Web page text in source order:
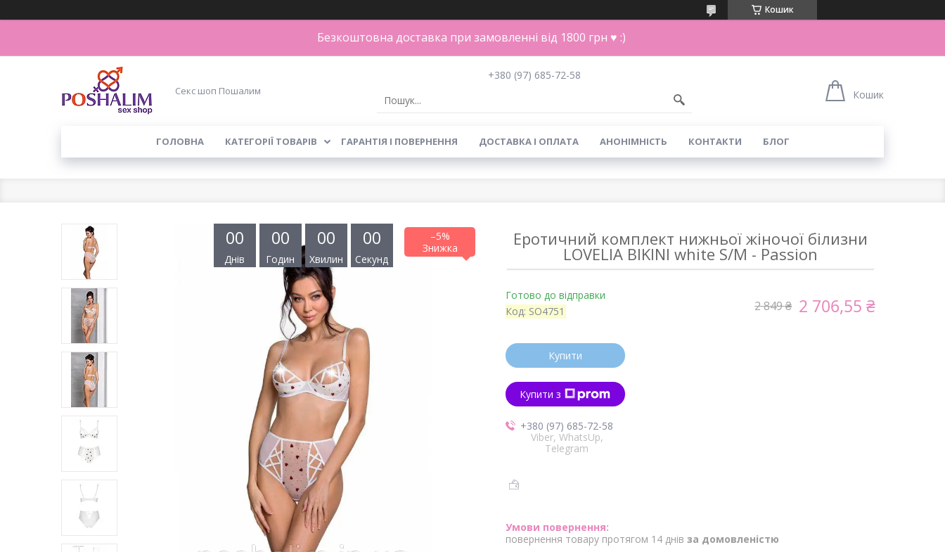
Кошик
Безкоштовна доставка при замовленні від 1800 грн ♥ :)
Секс шоп Пошалим
+380 (97) 685-72-58
Кошик
ГОЛОВНА КАТЕГОРІЇ ТОВАРІВ ГАРАНТІЯ І ПОВЕРНЕННЯ ДОСТАВКА І ОПЛАТА АНОНІМНІСТЬ КОНТАКТИ БЛОГ
–5%
00
Днів
00
Годин
00
Хвилин
00
Секунд
Еротичний комплект нижньої жіночої білизни
LOVELIA BIKINI white S/M - Passion
Готово до відправки
Код: SO4751 2 849 ₴ 2 706,55 ₴
Купити
Купити з
+380 (97) 685-72-58
Viber, WhatsUp,
Telegram
повернення товару протягом 14 днів за домовленістю